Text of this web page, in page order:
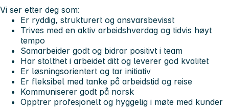
Vi ser etter deg som:
Er ryddig, strukturert og ansvarsbevisst
Trives med en aktiv arbeidshverdag og tidvis høyt
tempo
Samarbeider godt og bidrar positivt i team
Har stolthet i arbeidet ditt og leverer god kvalitet
Er løsningsorientert og tar initiativ
Er fleksibel med tanke på arbeidstid og reise
Kommuniserer godt på norsk
Opptrer profesjonelt og hyggelig i møte med kunder